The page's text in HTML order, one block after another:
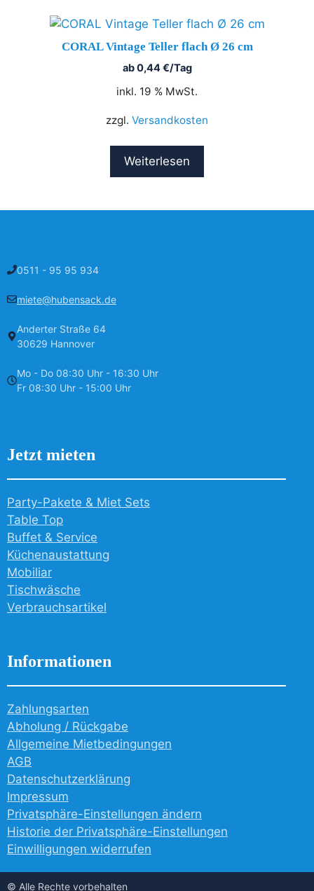
CORAL Vintage Teller flach Ø 26 cm
ab0,44€/Tag
inkl. 19 % MwSt.
zzgl. Versandkosten
Weiterlesen
0511 - 95 95 934
miete@hubensack.de
Anderter Straße 64
30629 Hannover
Mo - Do 08:30 Uhr - 16:30 Uhr
Fr 08:30 Uhr - 15:00 Uhr
Jetzt mieten
Party-Pakete & Miet Sets
Table Top
Buffet & Service
Küchenaustattung
Mobiliar
Tischwäsche
Verbrauchsartikel
Informationen
Zahlungsarten
Abholung / Rückgabe
Allgemeine Mietbedingungen
AGB
Datenschutzerklärung
Impressum
Privatsphäre-Einstellungen ändern
Historie der Privatsphäre-Einstellungen
Einwilligungen widerrufen
© Alle Rechte vorbehalten